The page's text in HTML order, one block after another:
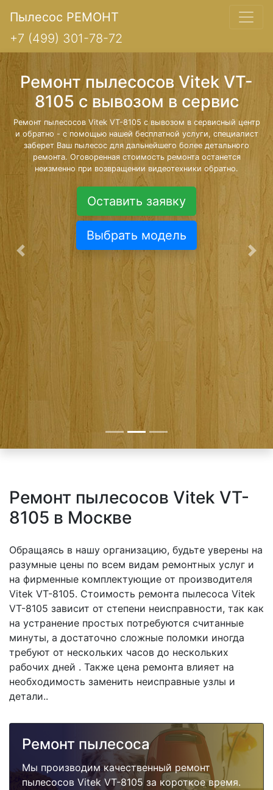
Пылесос РЕМОНТ
+7 (499) 301-78-72
Ремонт пылесосов Vitek VT-
8105 с вывозом в сервис
Ремонт пылесосов Vitek VT-8105 с вывозом в сервисный центр
и обратно - с помощью нашей бесплатной услуги, специалист
заберет Ваш пылесос для дальнейшего более детального
ремонта. Оговоренная стоимость ремонта останется
неизменно при возвращении видеотехники обратно.
Оставить заявку
Выбрать модель
Предыдущая
Ремонт пылесосов Vitek VT-
8105 в Москве
Обращаясь в нашу организацию, будьте уверены на
разумные цены по всем видам ремонтных услуг и
на фирменные комплектующие от производителя
Vitek VT-8105. Стоимость ремонта пылесоса Vitek
VT-8105 зависит от степени неисправности, так как
на устранение простых потребуются считанные
минуты, а достаточно сложные поломки иногда
требуют от нескольких часов до нескольких
рабочих дней . Также цена ремонта влияет на
необходимость заменить неисправные узлы и
детали..
Ремонт пылесоса
Мы производим качественный ремонт
пылесосов Vitek VT-8105 за короткое время.